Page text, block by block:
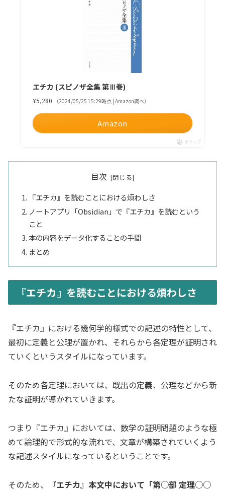
エチカ (スピノザ全集 第Ⅲ巻)
¥5,280 （2024/05/25 15:29時点 | Amazon調べ）
Amazon
ポチップ
目次
『エチカ』を読むことにおける煩わしさ
ノートアプリ「Obsidian」で『エチカ』を読むという
こと
本の内容をデータ化することの手間
まとめ
『エチカ』を読むことにおける煩わしさ
『エチカ』における幾何学的様式での記述の特性として、
最初に定義と公理が置かれ、それらから各定理が証明され
ていくというスタイルになっています。
そのため各定理においては、既出の定義、公理などから新
たな証明が導かれていきます。
つまり『エチカ』においては、数学の証明問題のような極
めて論理的で形式的な流れで、文章が構築されていくよう
な記述スタイルになっているということです。
そのため、
『エチカ』本文中において「第○部 定理○○